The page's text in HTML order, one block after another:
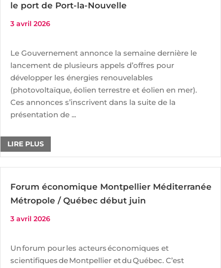
le port de Port-la-Nouvelle
3 avril 2026
Le Gouvernement annonce la semaine dernière le
lancement de plusieurs appels d’offres pour
développer les énergies renouvelables
(photovoltaïque, éolien terrestre et éolien en mer).
Ces annonces s’inscrivent dans la suite de la
présentation de ...
LIRE PLUS
Forum économique Montpellier Méditerranée
Métropole / Québec début juin
3 avril 2026
Un forum pour les acteurs économiques et
scientifiques de Montpellier et du Québec. C’est